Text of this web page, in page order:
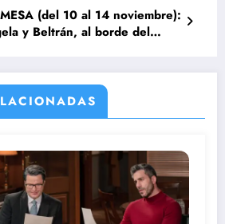
(del 10 al 14 noviembre):
y Beltrán, al borde del